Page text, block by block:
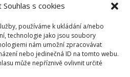
Souhlas s cookies
používáme k ukládání a/nebo
technologie jako jsou soubory
nám umožní zpracovávat
nebo jedinečná ID na tomto webu.
může nepříznivě ovlivnit určité
web vytvořila -